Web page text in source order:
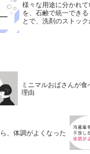
様々な用途に分かれ
を、石鹸で統一でき
とで、洗剤のストック
ミニマルおばさんが
理由
、体調がよくなった